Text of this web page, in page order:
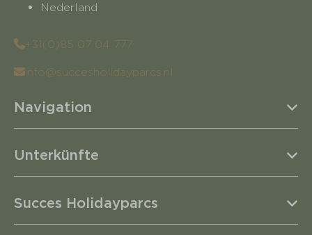
Nederland
+31(0)85 07 04 777
info@succesholidayparcs.nl
Navigation
Unterkünfte
Succes Holidayparcs